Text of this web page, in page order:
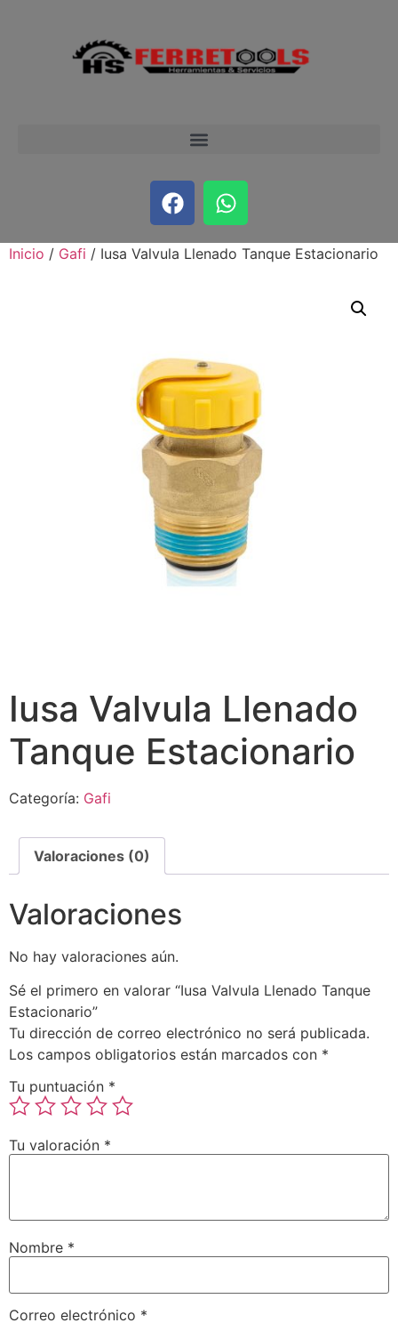
Inicio / Gafi / Iusa Valvula Llenado Tanque Estacionario
Iusa Valvula Llenado
Tanque Estacionario
Categoría: Gafi
Valoraciones (0)
Valoraciones
No hay valoraciones aún.
Sé el primero en valorar “Iusa Valvula Llenado Tanque
Estacionario”
Tu dirección de correo electrónico no será publicada.
Los campos obligatorios están marcados con *
Tu puntuación *
Tu valoración *
Nombre *
Correo electrónico *